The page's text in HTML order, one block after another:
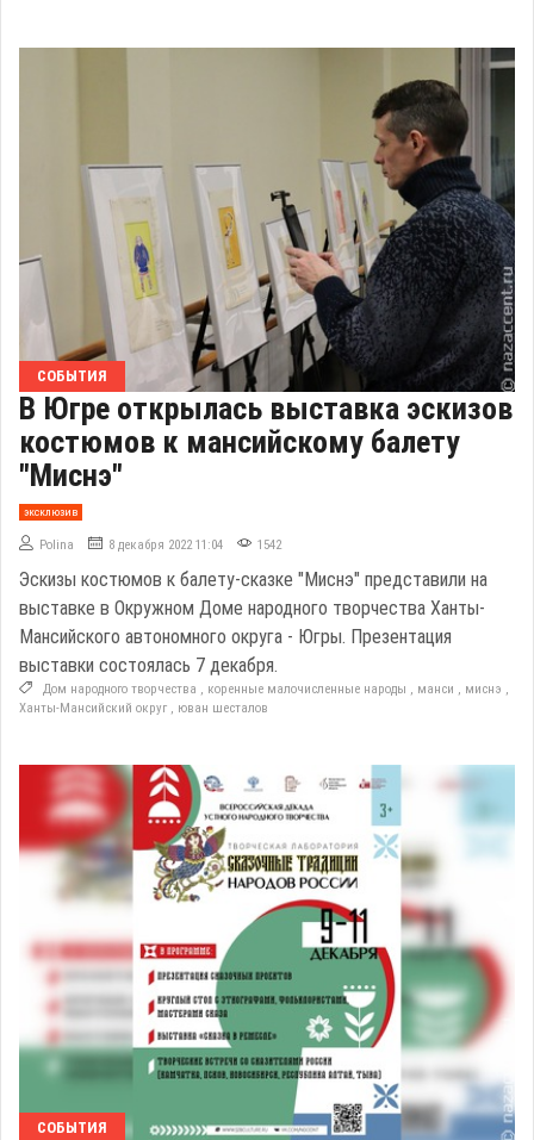
СОБЫТИЯ
В Югре открылась выставка эскизов
костюмов к мансийскому балету
"Миснэ"
эксклюзив
Polina 8 декабря 2022 11:04 1542
Эскизы костюмов к балету-сказке "Миснэ" представили на
выставке в Окружном Доме народного творчества Ханты-
Мансийского автономного округа - Югры. Презентация
выставки состоялась 7 декабря.
Дом народного творчества , коренные малочисленные народы , манси , миснэ ,
Ханты-Мансийский округ , юван шесталов
СОБЫТИЯ